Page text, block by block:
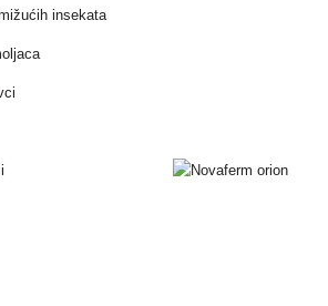
insekata